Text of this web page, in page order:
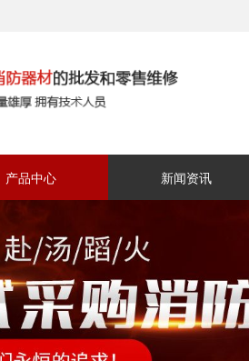
产品中心 新闻资讯